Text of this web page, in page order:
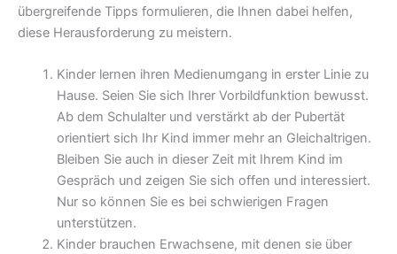
übergreifende Tipps formulieren, die Ihnen dabei helfen,
diese Herausforderung zu meistern.
Kinder lernen ihren Medienumgang in erster Linie zu
Hause. Seien Sie sich Ihrer Vorbildfunktion bewusst.
Ab dem Schulalter und verstärkt ab der Pubertät
orientiert sich Ihr Kind immer mehr an Gleichaltrigen.
Bleiben Sie auch in dieser Zeit mit Ihrem Kind im
Gespräch und zeigen Sie sich offen und interessiert.
Nur so können Sie es bei schwierigen Fragen
unterstützen.
Kinder brauchen Erwachsene, mit denen sie über